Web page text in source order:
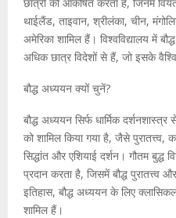
थाईलैंड, ताइवान, श्रीलंका, चीन,
अमेरिका शामिल हैं। विश्वविद्यालय में
अधिक छात्र विदेशों से हैं, जो इसके
बौद्ध अध्ययन क्यों चुनें?
बौद्ध अध्ययन सिर्फ धार्मिक
को शामिल किया गया है, जैसे
सिद्धांत और एशियाई दर्शन। गौतम बुद्ध
प्रदान करता है, जिसमें बौद्ध पुरातत्त्व
इतिहास, बौद्ध अध्ययन के लिए
शामिल हैं।